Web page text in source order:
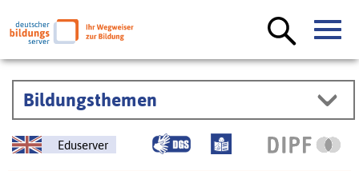
Bildungsthemen
Eduserver